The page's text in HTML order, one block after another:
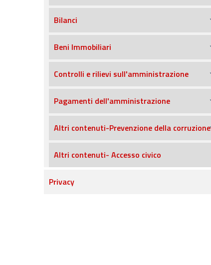
Bilanci
Beni Immobiliari
Controlli e rilievi sull'amministrazione
Pagamenti dell'amministrazione
Altri contenuti-Prevenzione della corruzione
Altri contenuti- Accesso civico
Privacy